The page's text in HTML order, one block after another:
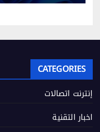
CATEGORIES
إنترنت اتصالات
اخبار التقنية